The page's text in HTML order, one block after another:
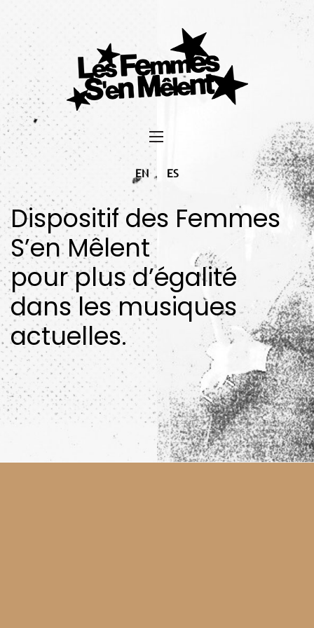
EN ES
Dispositif des Femmes
S’en Mêlent
pour plus d’égalité
dans les musiques
actuelles.